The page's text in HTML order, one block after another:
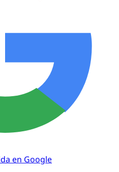
en Google